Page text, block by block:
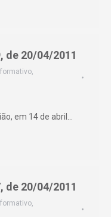
de 20/04/2011
,
em 14 de abril…
de 20/04/2011
,